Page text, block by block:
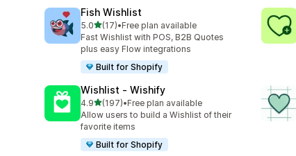
Fish Wishlist
5.0滿分 5 顆星
(17)
共有 17 則評價
•Free plan available
Fast Wishlist with POS, B2B Quotes
plus easy Flow integrations
Built for Shopify
Wishlist ‑ Wishify
4.9滿分 5 顆星
(197)
共有 197 則評價
•Free plan available
Allow users to build a Wishlist of their
favorite items
Built for Shopify